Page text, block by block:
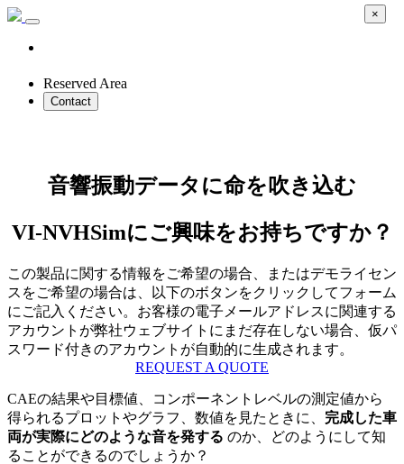
Reserved Area
Contact
音響振動データに命を吹き込む
VI-NVHSimにご興味をお持ちですか？
この製品に関する情報をご希望の場合、またはデモライセン
スをご希望の場合は、以下のボタンをクリックしてフォーム
にご記入ください。お客様の電子メールアドレスに関連する
アカウントが弊社ウェブサイトにまだ存在しない場合、仮パ
スワード付きのアカウントが自動的に生成されます。
REQUEST A QUOTE
CAEの結果や目標値、コンポーネントレベルの測定値から
得られるプロットやグラフ、数値を見たときに、 完成した車
両が実際にどのような音を発する のか、どのようにして知
ることができるのでしょうか？
×